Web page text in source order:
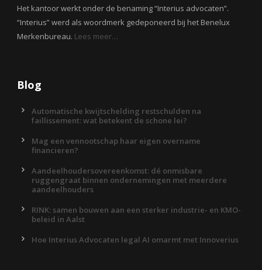
Het kantoor werkt onder de benaming “Interius advocaten”.
“Interius” werd als woordmerk gedeponeerd bij het Benelux
Merkenbureau. Lees meer…
Blog
Automatische kwijtschelding restschulden na
faillissement: wat betekent de schone lei?
Mag een vennootschap haar eigen overname
financieren?
Aandeelhoudersovereenkomst: dé onmisbare
ruggengraat binnen ondernemingen met meerdere
aandeelhouders
RINK: samen bouwen aan een sterker industrie- en KMO-
beleid in Aalst
Hoe Interius Advocaten legal AI omarmt met Innoverius